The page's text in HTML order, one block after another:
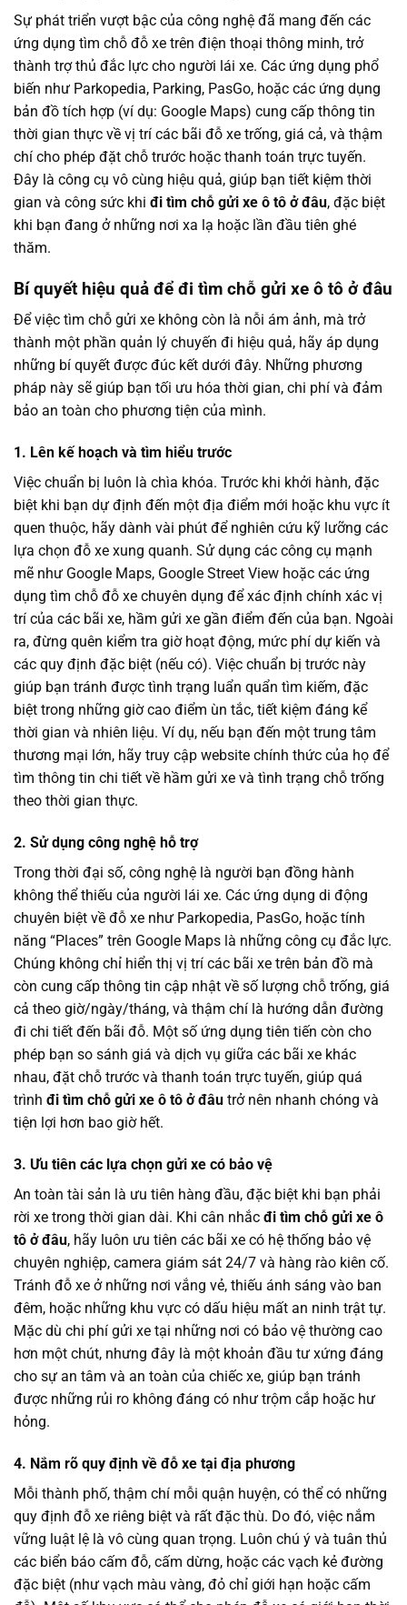
Sự phát triển vượt bậc của công nghệ đã mang đến các
ứng dụng tìm chỗ đỗ xe trên điện thoại thông minh, trở
thành trợ thủ đắc lực cho người lái xe. Các ứng dụng phổ
biến như Parkopedia, Parking, PasGo, hoặc các ứng dụng
bản đồ tích hợp (ví dụ: Google Maps) cung cấp thông tin
thời gian thực về vị trí các bãi đỗ xe trống, giá cả, và thậm
chí cho phép đặt chỗ trước hoặc thanh toán trực tuyến.
Đây là công cụ vô cùng hiệu quả, giúp bạn tiết kiệm thời
gian và công sức khi đi tìm chỗ gửi xe ô tô ở đâu, đặc biệt
khi bạn đang ở những nơi xa lạ hoặc lần đầu tiên ghé
thăm.
Bí quyết hiệu quả để đi tìm chỗ gửi xe ô tô ở đâu
Để việc tìm chỗ gửi xe không còn là nỗi ám ảnh, mà trở
thành một phần quản lý chuyến đi hiệu quả, hãy áp dụng
những bí quyết được đúc kết dưới đây. Những phương
pháp này sẽ giúp bạn tối ưu hóa thời gian, chi phí và đảm
bảo an toàn cho phương tiện của mình.
1. Lên kế hoạch và tìm hiểu trước
Việc chuẩn bị luôn là chìa khóa. Trước khi khởi hành, đặc
biệt khi bạn dự định đến một địa điểm mới hoặc khu vực ít
quen thuộc, hãy dành vài phút để nghiên cứu kỹ lưỡng các
lựa chọn đỗ xe xung quanh. Sử dụng các công cụ mạnh
mẽ như Google Maps, Google Street View hoặc các ứng
dụng tìm chỗ đỗ xe chuyên dụng để xác định chính xác vị
trí của các bãi xe, hầm gửi xe gần điểm đến của bạn. Ngoài
ra, đừng quên kiểm tra giờ hoạt động, mức phí dự kiến và
các quy định đặc biệt (nếu có). Việc chuẩn bị trước này
giúp bạn tránh được tình trạng luẩn quẩn tìm kiếm, đặc
biệt trong những giờ cao điểm ùn tắc, tiết kiệm đáng kể
thời gian và nhiên liệu. Ví dụ, nếu bạn đến một trung tâm
thương mại lớn, hãy truy cập website chính thức của họ để
tìm thông tin chi tiết về hầm gửi xe và tình trạng chỗ trống
theo thời gian thực.
2. Sử dụng công nghệ hỗ trợ
Trong thời đại số, công nghệ là người bạn đồng hành
không thể thiếu của người lái xe. Các ứng dụng di động
chuyên biệt về đỗ xe như Parkopedia, PasGo, hoặc tính
năng “Places” trên Google Maps là những công cụ đắc lực.
Chúng không chỉ hiển thị vị trí các bãi xe trên bản đồ mà
còn cung cấp thông tin cập nhật về số lượng chỗ trống, giá
cả theo giờ/ngày/tháng, và thậm chí là hướng dẫn đường
đi chi tiết đến bãi đỗ. Một số ứng dụng tiên tiến còn cho
phép bạn so sánh giá và dịch vụ giữa các bãi xe khác
nhau, đặt chỗ trước và thanh toán trực tuyến, giúp quá
trình đi tìm chỗ gửi xe ô tô ở đâu trở nên nhanh chóng và
tiện lợi hơn bao giờ hết.
3. Ưu tiên các lựa chọn gửi xe có bảo vệ
An toàn tài sản là ưu tiên hàng đầu, đặc biệt khi bạn phải
rời xe trong thời gian dài. Khi cân nhắc đi tìm chỗ gửi xe ô
tô ở đâu, hãy luôn ưu tiên các bãi xe có hệ thống bảo vệ
chuyên nghiệp, camera giám sát 24/7 và hàng rào kiên cố.
Tránh đỗ xe ở những nơi vắng vẻ, thiếu ánh sáng vào ban
đêm, hoặc những khu vực có dấu hiệu mất an ninh trật tự.
Mặc dù chi phí gửi xe tại những nơi có bảo vệ thường cao
hơn một chút, nhưng đây là một khoản đầu tư xứng đáng
cho sự an tâm và an toàn của chiếc xe, giúp bạn tránh
được những rủi ro không đáng có như trộm cắp hoặc hư
hỏng.
4. Nắm rõ quy định về đỗ xe tại địa phương
Mỗi thành phố, thậm chí mỗi quận huyện, có thể có những
quy định đỗ xe riêng biệt và rất đặc thù. Do đó, việc nắm
vững luật lệ là vô cùng quan trọng. Luôn chú ý và tuân thủ
các biển báo cấm đỗ, cấm dừng, hoặc các vạch kẻ đường
đặc biệt (như vạch màu vàng, đỏ chỉ giới hạn hoặc cấm